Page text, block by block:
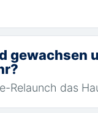
gewachsen
Relaunch das